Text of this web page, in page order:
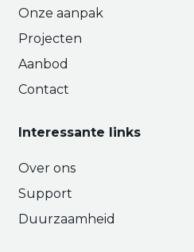
Onze aanpak
Projecten
Aanbod
Contact
Interessante links
Over ons
Support
Duurzaamheid